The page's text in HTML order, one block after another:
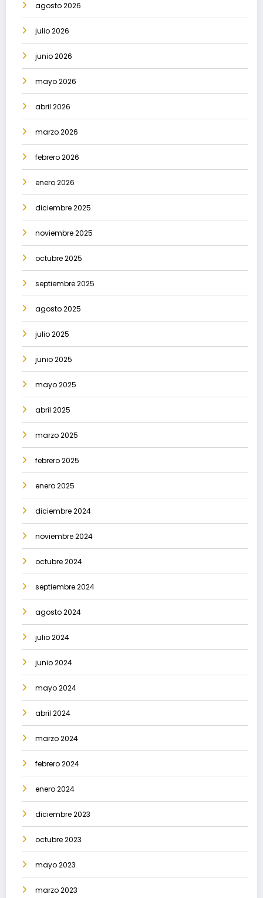
agosto 2026
julio 2026
junio 2026
mayo 2026
abril 2026
marzo 2026
febrero 2026
enero 2026
diciembre 2025
noviembre 2025
octubre 2025
septiembre 2025
agosto 2025
julio 2025
junio 2025
mayo 2025
abril 2025
marzo 2025
febrero 2025
enero 2025
diciembre 2024
noviembre 2024
octubre 2024
septiembre 2024
agosto 2024
julio 2024
junio 2024
mayo 2024
abril 2024
marzo 2024
febrero 2024
enero 2024
diciembre 2023
octubre 2023
mayo 2023
marzo 2023